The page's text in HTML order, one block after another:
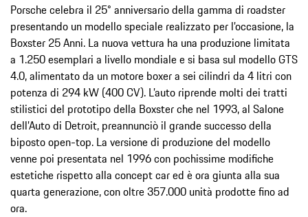
Porsche celebra il 25° anniversario della gamma di roadster
presentando un modello speciale realizzato per l’occasione, la
Boxster 25 Anni. La nuova vettura ha una produzione limitata
a 1.250 esemplari a livello mondiale e si basa sul modello GTS
4.0, alimentato da un motore boxer a sei cilindri da 4 litri con
potenza di 294 kW (400 CV). L’auto riprende molti dei tratti
stilistici del prototipo della Boxster che nel 1993, al Salone
dell’Auto di Detroit, preannunciò il grande successo della
biposto open-top. La versione di produzione del modello
venne poi presentata nel 1996 con pochissime modifiche
estetiche rispetto alla concept car ed è ora giunta alla sua
quarta generazione, con oltre 357.000 unità prodotte fino ad
ora.